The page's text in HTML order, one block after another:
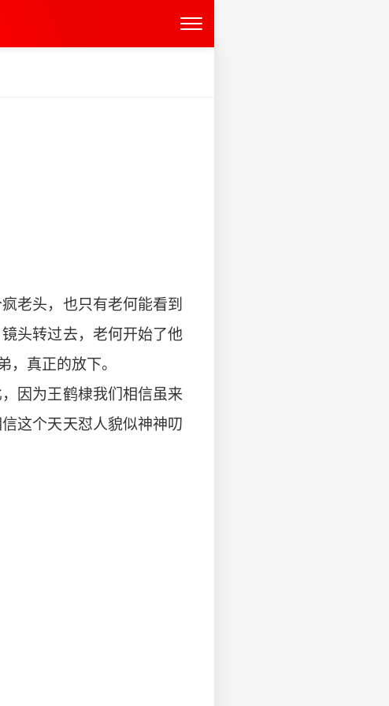
老头，也只有老何能看到
头转过去，老何开始了他
，真正的放下。
因为王鹤棣我们相信虽来
这个天天怼人貌似神神叨